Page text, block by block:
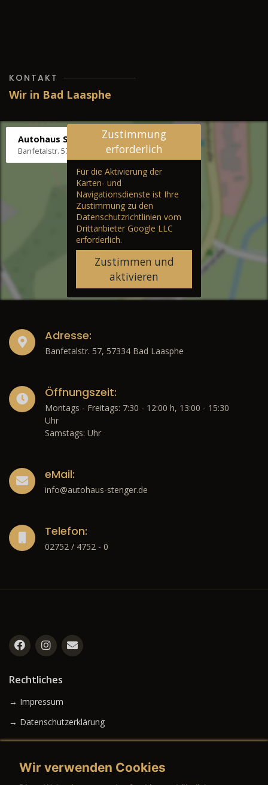
KONTAKT
Wir in Bad Laasphe
Autohaus Stenger
Banfetalstr. 57, 57334 Bad Laasphe
Zustimmung
erforderlich
Für die Aktivierung der
Karten- und
Navigationsdienste ist Ihre
Zustimmung zu den
Datenschutzrichtlinien vom
Drittanbieter Google LLC
erforderlich.
Zustimmen und
aktivieren
Adresse:
Banfetalstr. 57, 57334 Bad Laasphe
Öffnungszeit:
Montags - Freitags: 7:30 - 12:00 h, 13:00 - 15:30
Uhr
Samstags: Uhr
eMail:
info@autohaus-stenger.de
Telefon:
02752 / 4752 - 0
Rechtliches
→ Impressum
→ Datenschutzerklärung
Wir verwenden Cookies